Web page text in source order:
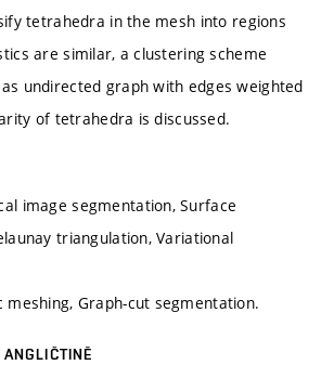
tetrahedra in the mesh into regions
are similar, a clustering scheme
undirected graph with edges weighted
of tetrahedra is discussed.
image segmentation, Surface
triangulation, Variational
meshing, Graph-cut segmentation.